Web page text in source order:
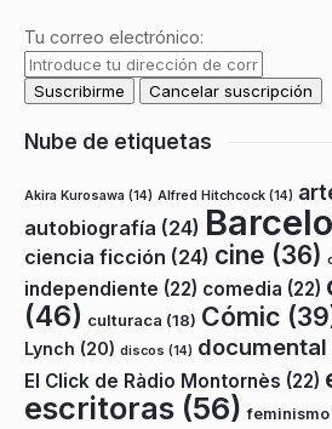
Tu correo electrónico:
Nube de etiquetas
Akira Kurosawa (14) Alfred Hitchcock (14)
autobiografía (24)
ciencia ficción (24) cine (36)
independiente (22) comedia (22)
(46) culturaca (18) Cómic
Lynch (20) discos (14) documental
El Click de Ràdio Montornès (22)
escritoras (56) feminismo